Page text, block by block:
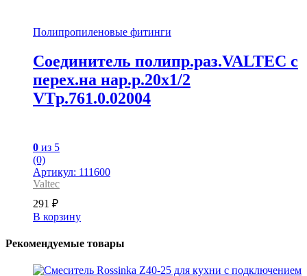
Полипропиленовые фитинги
Соединитель полипр.раз.VALTEC с
перех.на нар.р.20х1/2
VTp.761.0.02004
0 из 5
(0)
Артикул: 111600
Valtec
291 ₽
В корзину
Рекомендуемые товары